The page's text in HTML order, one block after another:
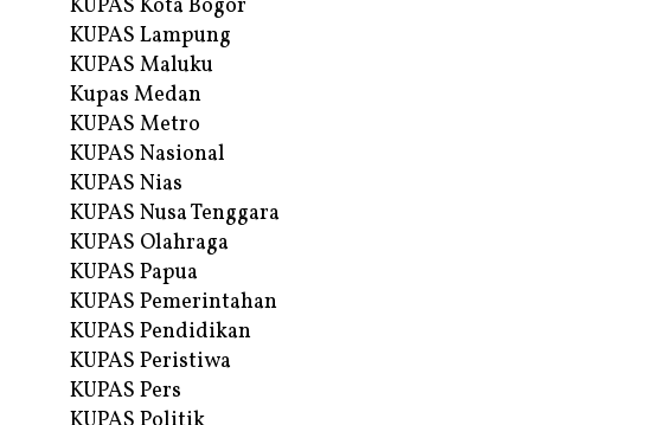
KUPAS Kota Bogor
KUPAS Lampung
KUPAS Maluku
Kupas Medan
KUPAS Metro
KUPAS Nasional
KUPAS Nias
KUPAS Nusa Tenggara
KUPAS Olahraga
KUPAS Papua
KUPAS Pemerintahan
KUPAS Pendidikan
KUPAS Peristiwa
KUPAS Pers